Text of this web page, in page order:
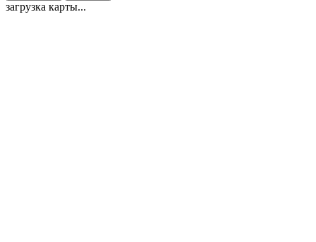
загрузка карты...